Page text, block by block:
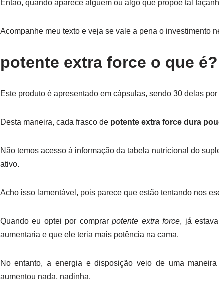
Então, quando aparece alguém ou algo que propõe tal
Acompanhe meu texto e veja se vale a pena o investimento
potente extra force o que é?
Este produto é apresentado em cápsulas, sendo 30 delas
Desta maneira, cada frasco de potente extra force dura
Não temos acesso à informação da tabela nutricional do
ativo.
Acho isso lamentável, pois parece que estão tentando nos
Quando eu optei por comprarpotente extra force, já
aumentaria e que ele teria mais potência na cama.
No entanto, a energia e disposição veio de uma
aumentou nada, nadinha.